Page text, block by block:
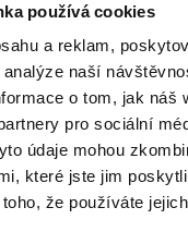
používá cookies
a reklam,
naší
o tom, jak náš
pro sociální
údaje mohou
které jste jim
že používáte
1000 m2, Jeníkov